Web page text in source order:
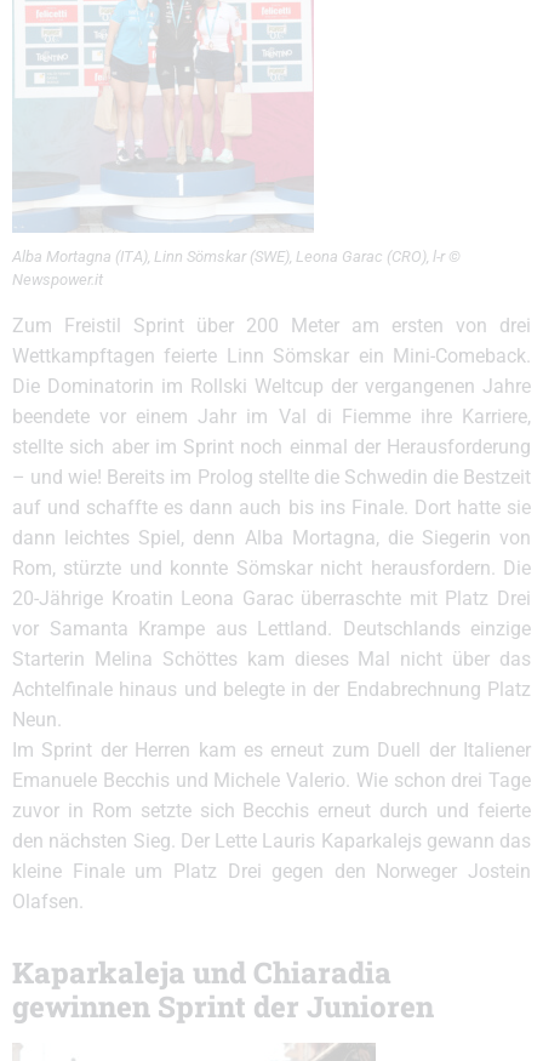
Alba Mortagna (ITA), Linn Sömskar (SWE), Leona Garac (CRO), l-r ©
Newspower.it
Zum Freistil Sprint über 200 Meter am ersten von drei
Wettkampftagen feierte Linn Sömskar ein Mini-Comeback.
Die Dominatorin im Rollski Weltcup der vergangenen Jahre
beendete vor einem Jahr im Val di Fiemme ihre Karriere,
stellte sich aber im Sprint noch einmal der Herausforderung
– und wie! Bereits im Prolog stellte die Schwedin die Bestzeit
auf und schaffte es dann auch bis ins Finale. Dort hatte sie
dann leichtes Spiel, denn Alba Mortagna, die Siegerin von
Rom, stürzte und konnte Sömskar nicht herausfordern. Die
20-Jährige Kroatin Leona Garac überraschte mit Platz Drei
vor Samanta Krampe aus Lettland. Deutschlands einzige
Starterin Melina Schöttes kam dieses Mal nicht über das
Achtelfinale hinaus und belegte in der Endabrechnung Platz
Neun.
Im Sprint der Herren kam es erneut zum Duell der Italiener
Emanuele Becchis und Michele Valerio. Wie schon drei Tage
zuvor in Rom setzte sich Becchis erneut durch und feierte
den nächsten Sieg. Der Lette Lauris Kaparkalejs gewann das
kleine Finale um Platz Drei gegen den Norweger Jostein
Olafsen.
Kaparkaleja und Chiaradia
gewinnen Sprint der Junioren